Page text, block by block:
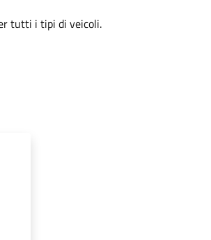
tutti i tipi di veicoli.